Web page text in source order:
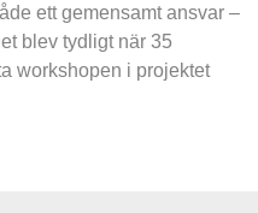
ett gemensamt ansvar –
blev tydligt när 35
workshopen i projektet